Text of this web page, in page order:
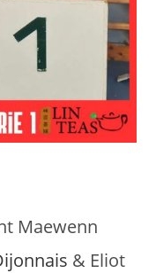
Maewenn
& Eliot